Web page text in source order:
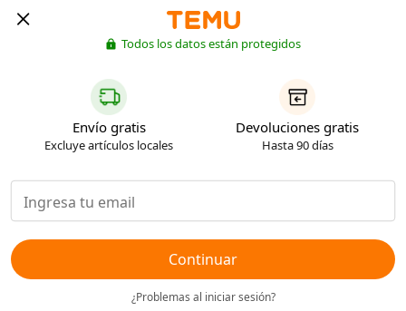
Todos los datos están protegidos
Envío gratis
Excluye artículos locales
Devoluciones gratis
Hasta 90 días
Continuar
¿Problemas al iniciar sesión?